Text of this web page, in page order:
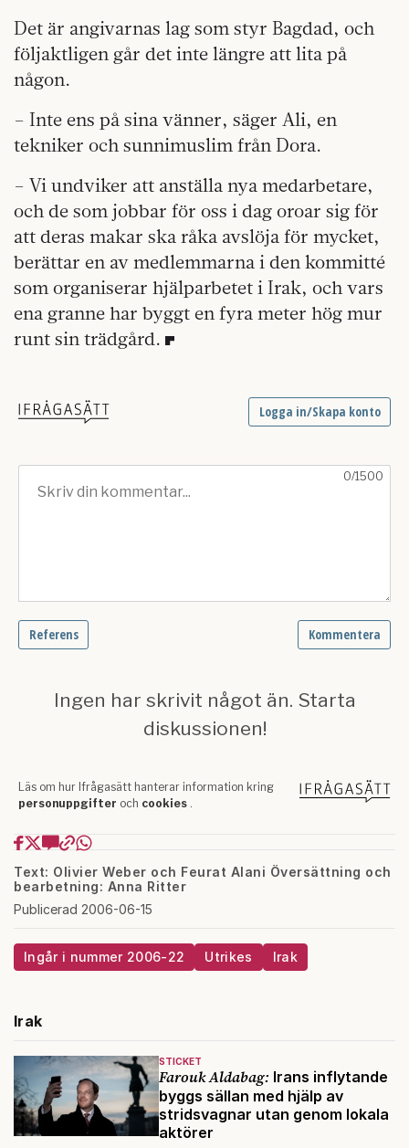
Det är angivarnas lag som styr Bagdad, och
följaktligen går det inte längre att lita på
någon.
– Inte ens på sina vänner, säger Ali, en
tekniker och sunnimuslim från Dora.
– Vi undviker att anställa nya medarbetare,
och de som jobbar för oss i dag oroar sig för
att deras makar ska råka avslöja för mycket,
berättar en av medlemmarna i den kommitté
som organiserar hjälparbetet i Irak, och vars
ena granne har byggt en fyra meter hög mur
runt sin trädgård.
Text: Olivier Weber och Feurat Alani Översättning och
bearbetning: Anna Ritter
Publicerad 2006-06-15
Ingår i nummer 2006-22 Utrikes Irak
Irak
STICKET
Farouk Aldabag: Irans inflytande
byggs sällan med hjälp av
stridsvagnar utan genom lokala
aktörer